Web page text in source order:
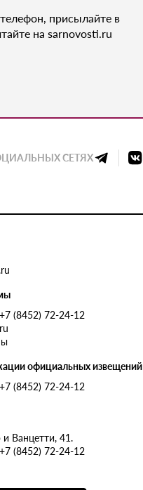
присылайте в
на sarnovosti.ru
СЕТЯХ
(8452) 72-24-12
официальных извещений
(8452) 72-24-12
и Ванцетти, 41.
(8452) 72-24-12